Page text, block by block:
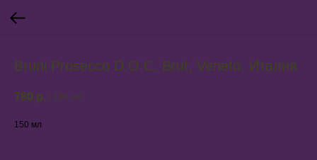
Bruni Prosecco D.O.C. Brut, Veneto, Италия
780 р. / 150 ml
150 мл